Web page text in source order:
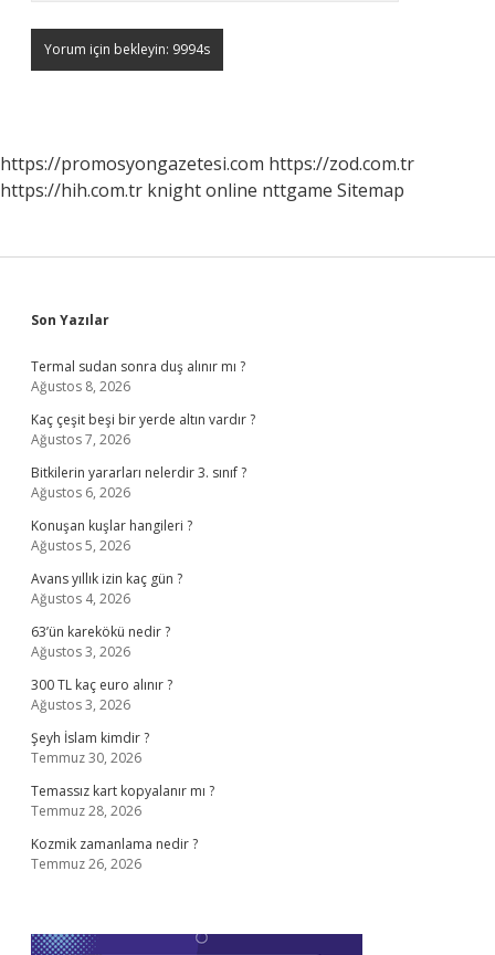
https://promosyongazetesi.com https://zod.com.tr
https://hih.com.tr knight online nttgame Sitemap
Sidebar
Son Yazılar
Termal sudan sonra duş alınır mı ?
Ağustos 8, 2026
Kaç çeşit beşi bir yerde altın vardır ?
Ağustos 7, 2026
Bitkilerin yararları nelerdir 3. sınıf ?
Ağustos 6, 2026
Konuşan kuşlar hangileri ?
Ağustos 5, 2026
Avans yıllık izin kaç gün ?
Ağustos 4, 2026
63’ün karekökü nedir ?
Ağustos 3, 2026
300 TL kaç euro alınır ?
Ağustos 3, 2026
Şeyh İslam kimdir ?
Temmuz 30, 2026
Temassız kart kopyalanır mı ?
Temmuz 28, 2026
Kozmik zamanlama nedir ?
Temmuz 26, 2026